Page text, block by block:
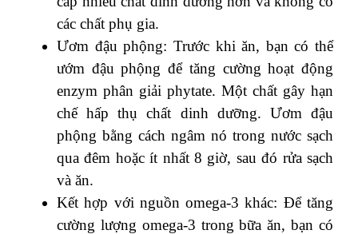
các chất phụ gia.
Ươm đậu phộng: Trước khi ăn, bạn có thể
ướm đậu phộng để tăng cường hoạt động
enzym phân giải phytate. Một chất gây hạn
chế hấp thụ chất dinh dưỡng. Ươm đậu
phộng bằng cách ngâm nó trong nước sạch
qua đêm hoặc ít nhất 8 giờ, sau đó rửa sạch
và ăn.
Kết hợp với nguồn omega-3 khác: Để tăng
cường lượng omega-3 trong bữa ăn, bạn có